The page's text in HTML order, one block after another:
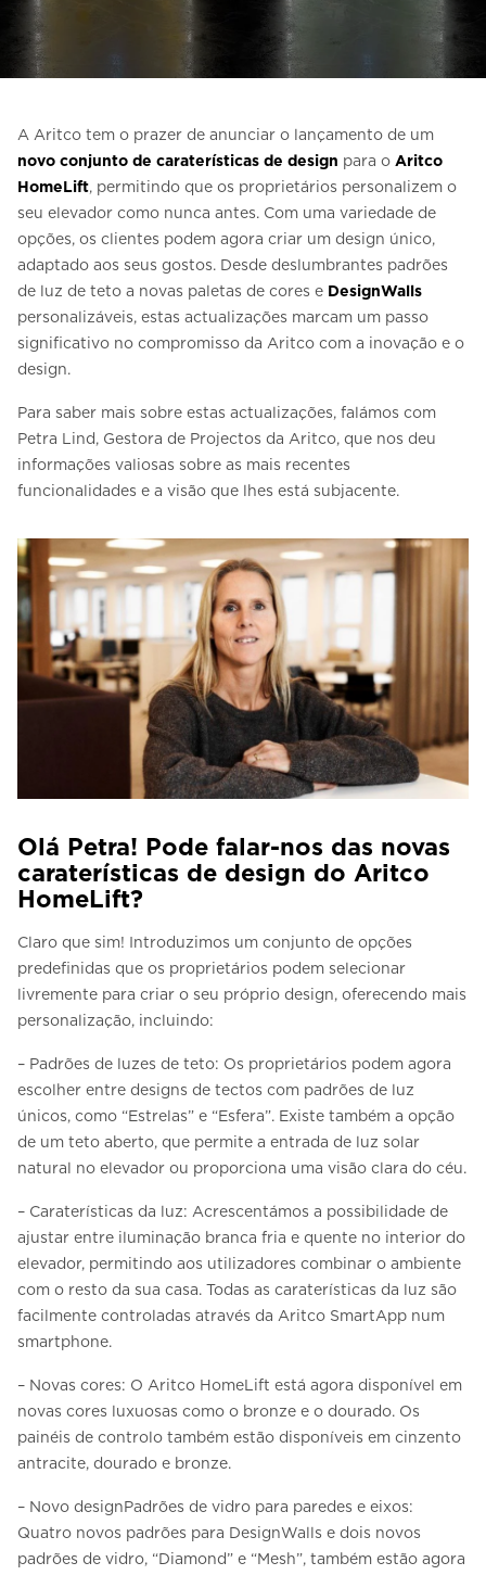
Entre em contacto connosco
Estimativa de preço
FAQ
A Aritco tem o prazer de anunciar o lançamento de um
novo conjunto de caraterísticas de design para o Aritco
HomeLift, permitindo que os proprietários personalizem o
seu elevador como nunca antes. Com uma variedade de
opções, os clientes podem agora criar um design único,
adaptado aos seus gostos. Desde deslumbrantes padrões
de luz de teto a novas paletas de cores e DesignWalls
personalizáveis, estas actualizações marcam um passo
significativo no compromisso da Aritco com a inovação e o
design.
Para saber mais sobre estas actualizações, falámos com
Petra Lind, Gestora de Projectos da Aritco, que nos deu
informações valiosas sobre as mais recentes
funcionalidades e a visão que lhes está subjacente.
Olá Petra! Pode falar-nos das novas
caraterísticas de design do Aritco
HomeLift?
Claro que sim! Introduzimos um conjunto de opções
predefinidas que os proprietários podem selecionar
livremente para criar o seu próprio design, oferecendo mais
personalização, incluindo:
– Padrões de luzes de teto: Os proprietários podem agora
escolher entre designs de tectos com padrões de luz
únicos, como “Estrelas” e “Esfera”. Existe também a opção
de um teto aberto, que permite a entrada de luz solar
natural no elevador ou proporciona uma visão clara do céu.
– Caraterísticas da luz: Acrescentámos a possibilidade de
ajustar entre iluminação branca fria e quente no interior do
elevador, permitindo aos utilizadores combinar o ambiente
com o resto da sua casa. Todas as caraterísticas da luz são
facilmente controladas através da Aritco SmartApp num
smartphone.
– Novas cores: O Aritco HomeLift está agora disponível em
novas cores luxuosas como o bronze e o dourado. Os
painéis de controlo também estão disponíveis em cinzento
antracite, dourado e bronze.
– Novo designPadrões de vidro para paredes e eixos:
Quatro novos padrões para DesignWalls e dois novos
padrões de vidro, “Diamond” e “Mesh”, também estão agora